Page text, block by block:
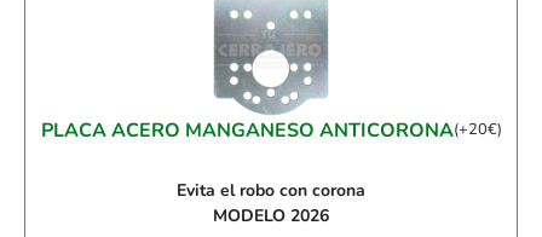
PLACA ACERO MANGANESO ANTICORONA(+20€)
Evita el robo con corona
MODELO 2026